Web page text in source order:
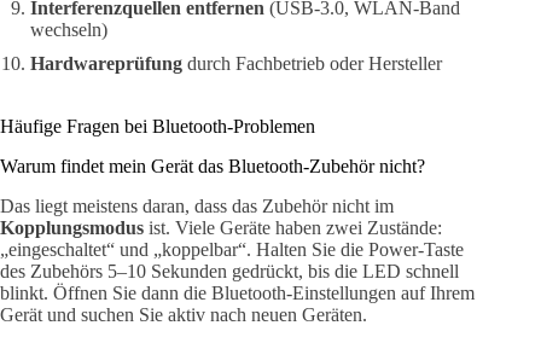
Interferenzquellen entfernen (USB-3.0, WLAN-Band
wechseln)
Hardwareprüfung durch Fachbetrieb oder Hersteller
Häufige Fragen bei Bluetooth-Problemen
Warum findet mein Gerät das Bluetooth-Zubehör nicht?
Das liegt meistens daran, dass das Zubehör nicht im
Kopplungsmodus ist. Viele Geräte haben zwei Zustände:
„eingeschaltet“ und „koppelbar“. Halten Sie die Power-Taste
des Zubehörs 5–10 Sekunden gedrückt, bis die LED schnell
blinkt. Öffnen Sie dann die Bluetooth-Einstellungen auf Ihrem
Gerät und suchen Sie aktiv nach neuen Geräten.